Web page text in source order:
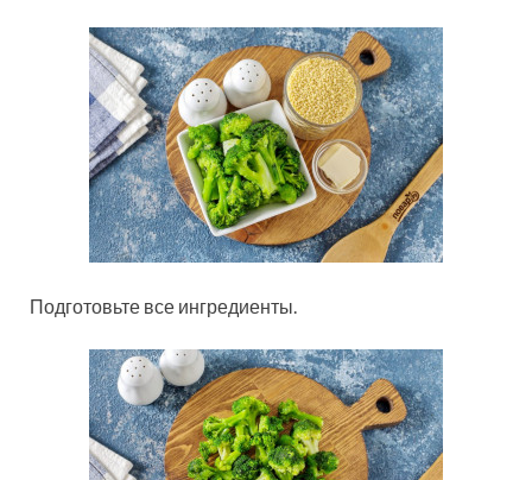
Подготовьте все ингредиенты.